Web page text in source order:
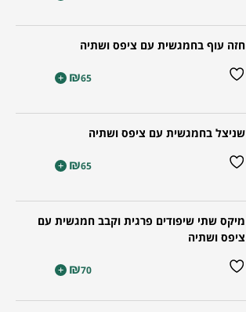
חזה עוף בחמגשית עם ציפס ושתיה
₪65
+
שניצל בחמגשית עם ציפס ושתיה
₪65
+
מיקס שתי שיפודים פרגית וקבב חמגשית עם
ציפס ושתיה
₪70
+